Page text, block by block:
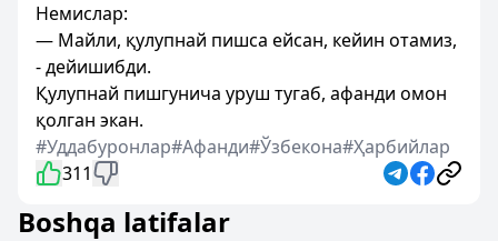
Немислар:
— Майли, қулупнай пишса ейсан, кейин отамиз,
- дейишибди.
Қулупнай пишгунича уруш тугаб, афанди омон
қолган экан.
#Уддабуронлар#Афанди#Ўзбекона#Ҳарбийлар
311
Boshqa latifalar